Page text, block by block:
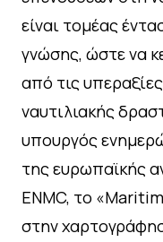
είναι τομέας
γνώσης, ώστε να
από τις
ναυτιλιακής
υπουργός
της ευρωπαϊκής
ENMC, το
στην